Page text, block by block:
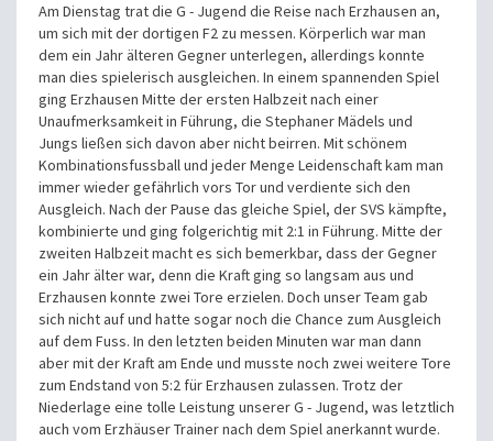
Am Dienstag trat die G - Jugend die Reise nach Erzhausen an,
um sich mit der dortigen F2 zu messen. Körperlich war man
dem ein Jahr älteren Gegner unterlegen, allerdings konnte
man dies spielerisch ausgleichen. In einem spannenden Spiel
ging Erzhausen Mitte der ersten Halbzeit nach einer
Unaufmerksamkeit in Führung, die Stephaner Mädels und
Jungs ließen sich davon aber nicht beirren. Mit schönem
Kombinationsfussball und jeder Menge Leidenschaft kam man
immer wieder gefährlich vors Tor und verdiente sich den
Ausgleich. Nach der Pause das gleiche Spiel, der SVS kämpfte,
kombinierte und ging folgerichtig mit 2:1 in Führung. Mitte der
zweiten Halbzeit macht es sich bemerkbar, dass der Gegner
ein Jahr älter war, denn die Kraft ging so langsam aus und
Erzhausen konnte zwei Tore erzielen. Doch unser Team gab
sich nicht auf und hatte sogar noch die Chance zum Ausgleich
auf dem Fuss. In den letzten beiden Minuten war man dann
aber mit der Kraft am Ende und musste noch zwei weitere Tore
zum Endstand von 5:2 für Erzhausen zulassen. Trotz der
Niederlage eine tolle Leistung unserer G - Jugend, was letztlich
auch vom Erzhäuser Trainer nach dem Spiel anerkannt wurde.